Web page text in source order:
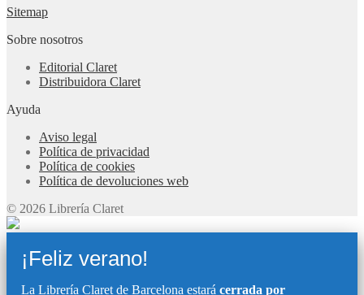
Sitemap
Sobre nosotros
Editorial Claret
Distribuidora Claret
Ayuda
Aviso legal
Política de privacidad
Política de cookies
Política de devoluciones web
© 2026 Librería Claret
¡Feliz verano!
La Librería Claret de Barcelona estará cerrada por